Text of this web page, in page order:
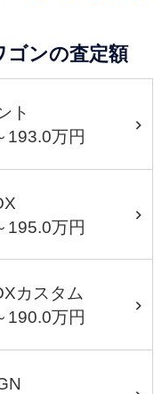
ゴンの査定額
ト
193.0万円
195.0万円
カスタム
190.0万円